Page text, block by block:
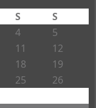
S
S
4
5
11
12
18 19
25 26